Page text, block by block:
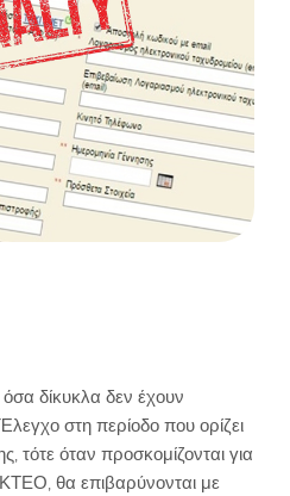
δίκυκλα δεν έχουν
στη περίοδο που ορίζει
όταν προσκομίζονται για
θα επιβαρύνονται με